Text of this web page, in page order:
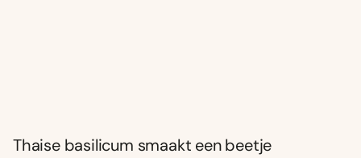
Thaise basilicum smaakt een beetje